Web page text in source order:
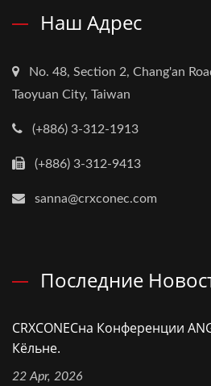
Наш Адрес
No. 48, Section 2, Chang'an
Taoyuan City, Taiwan
(+886) 3-312-1913
(+886) 3-312-9413
sanna@crxconec.com
Последние
CRXCONECна Конференции
Кёльне.
22 Apr, 2026